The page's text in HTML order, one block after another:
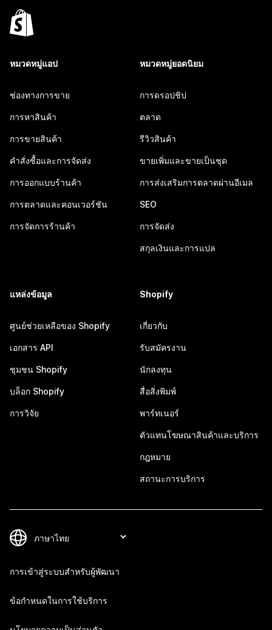
หมวดหมู่แอป
ช่องทางการขาย
การหาสินค้า
การขายสินค้า
คำสั่งซื้อและการจัดส่ง
การออกแบบร้านค้า
การตลาดและคอนเวอร์ชัน
การจัดการร้านค้า
หมวดหมู่ยอดนิยม
การดรอปชิป
ตลาด
รีวิวสินค้า
ขายเพิ่มและขายเป็นชุด
การส่งเสริมการตลาดผ่านอีเมล
SEO
การจัดส่ง
สกุลเงินและการแปล
แหล่งข้อมูล
ศูนย์ช่วยเหลือของ Shopify
เอกสาร API
ชุมชน Shopify
บล็อก Shopify
การวิจัย
Shopify
เกี่ยวกับ
รับสมัครงาน
นักลงทุน
สื่อสิ่งพิมพ์
พาร์ทเนอร์
ตัวแทนโฆษณาสินค้าและบริการ
กฎหมาย
สถานะการบริการ
การเข้าสู่ระบบสำหรับผู้พัฒนา
ข้อกำหนดในการใช้บริการ